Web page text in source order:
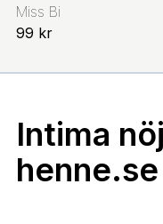
Miss Bi
99 kr
Intima
henne.se